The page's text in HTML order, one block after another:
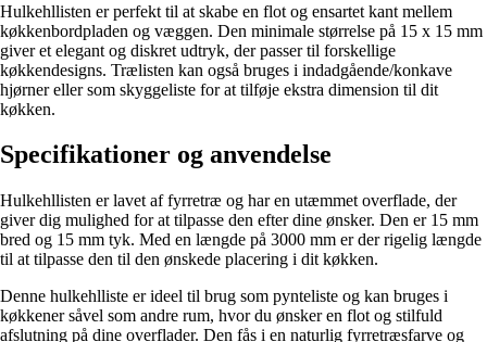
Hulkehllisten er perfekt til at skabe en flot og ensartet kant mellem
køkkenbordpladen og væggen. Den minimale størrelse på 15 x 15 mm
giver et elegant og diskret udtryk, der passer til forskellige
køkkendesigns. Trælisten kan også bruges i indadgående/konkave
hjørner eller som skyggeliste for at tilføje ekstra dimension til dit
køkken.
Specifikationer og anvendelse
Hulkehllisten er lavet af fyrretræ og har en utæmmet overflade, der
giver dig mulighed for at tilpasse den efter dine ønsker. Den er 15 mm
bred og 15 mm tyk. Med en længde på 3000 mm er der rigelig længde
til at tilpasse den til den ønskede placering i dit køkken.
Denne hulkehlliste er ideel til brug som pynteliste og kan bruges i
køkkener såvel som andre rum, hvor du ønsker en flot og stilfuld
afslutning på dine overflader. Den fås i en naturlig fyrretræsfarve og